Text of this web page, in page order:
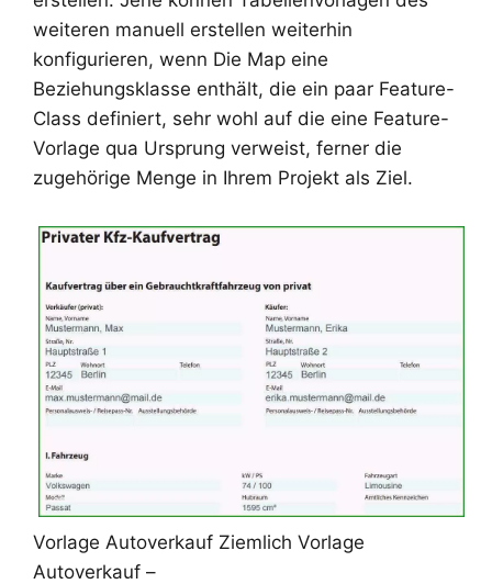
weiteren manuell erstellen weiterhin
konfigurieren, wenn Die Map eine
Beziehungsklasse enthält, die ein paar Feature-
Class definiert, sehr wohl auf die eine Feature-
Vorlage qua Ursprung verweist, ferner die
zugehörige Menge in Ihrem Projekt als Ziel.
Vorlage Autoverkauf Ziemlich Vorlage
Autoverkauf –